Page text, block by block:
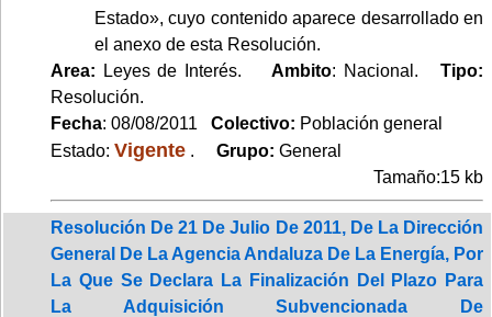
Estado», cuyo contenido aparece desarrollado en
el anexo de esta Resolución.
Area: Leyes de Interés.Ambito: Nacional.Tipo:
Resolución.
Fecha: 08/08/2011 Colectivo: Población general
Estado: Vigente . Grupo: General
Tamaño:15 kb
Resolución De 21 De Julio De 2011, De La Dirección
General De La Agencia Andaluza De La Energía, Por
La Que Se Declara La Finalización Del Plazo Para
La Adquisición Subvencionada De